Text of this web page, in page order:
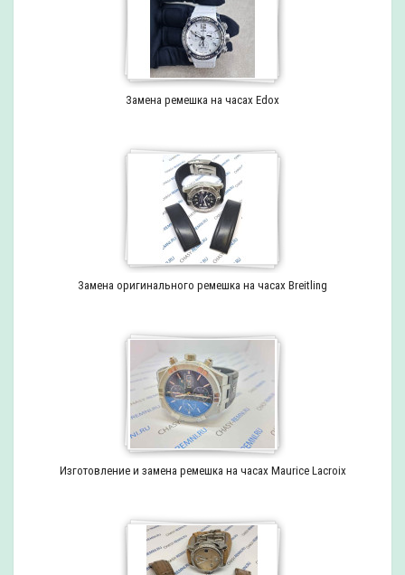
Замена ремешка на часах Edox
Замена оригинального ремешка на часах Breitling
Изготовление и замена ремешка на часах Maurice Lacroix